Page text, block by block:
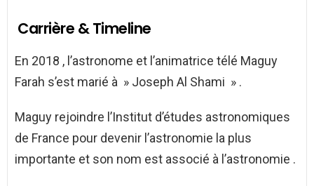
Carrière & Timeline
En 2018 , l’astronome et l’animatrice télé Maguy
Farah s’est marié à » Joseph Al Shami » .
Maguy rejoindre l’Institut d’études astronomiques
de France pour devenir l’astronomie la plus
importante et son nom est associé à l’astronomie .